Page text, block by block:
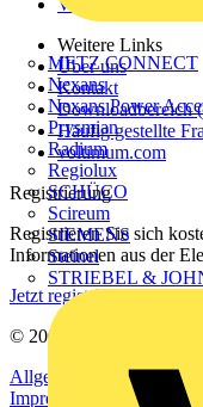
METZ CONNECT
Nexans
Nexans Power
Prysmian
Radium
Regiolux
SCHÜCO
Scireum
SIEMENS
Steinel
STRIEBEL &
Weitere Links
Über uns
Kontakt
Downloadbereich
Häufig gestellte
voltimum.com
Registrierung
Registrieren Sie sich
Informationen aus der
Jetzt registrieren
© 2002-
Allgemeine
Impressum